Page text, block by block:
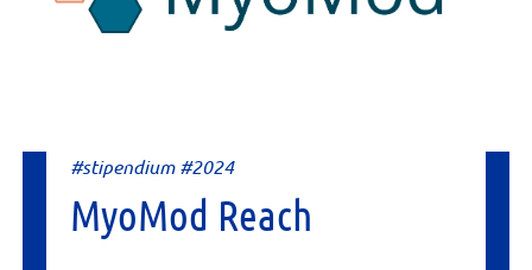
#stipendium #2024
MyoMod Reach